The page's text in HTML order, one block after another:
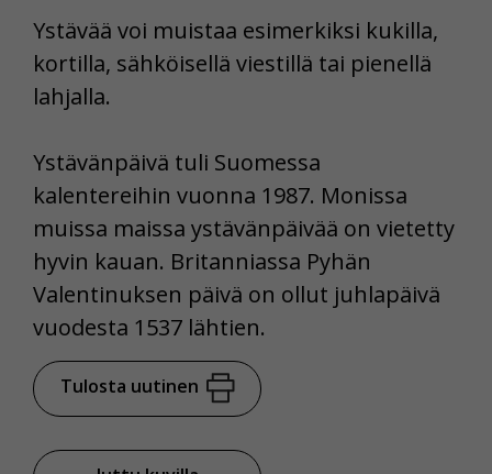
Ystävää voi muistaa esimerkiksi kukilla,
kortilla, sähköisellä viestillä tai pienellä
lahjalla.
Ystävänpäivä tuli Suomessa
kalentereihin vuonna 1987. Monissa
muissa maissa ystävänpäivää on vietetty
hyvin kauan. Britanniassa Pyhän
Valentinuksen päivä on ollut juhlapäivä
vuodesta 1537 lähtien.
Tulosta uutinen